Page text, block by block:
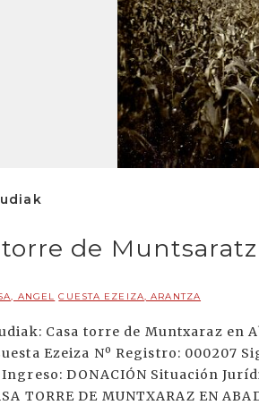
torre de
ANGEL CUESTA EZEIZA, ARANTZA
Casa torre de Muntxaraz en
Ezeiza Nº Registro: 000207
DONACIÓN Situación
TORRE DE MUNTXARAZ EN